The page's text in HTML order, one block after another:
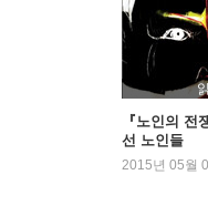
『노인의 전
선 노인들
2015년 05월